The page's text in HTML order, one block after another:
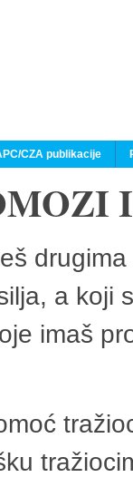
CZA publikacije
a koji
imaš